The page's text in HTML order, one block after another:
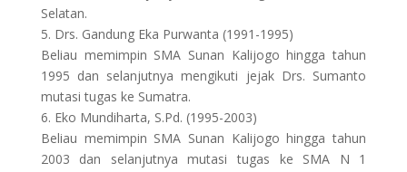
Selatan.
5. Drs. Gandung Eka Purwanta (1991-1995)
Beliau memimpin SMA Sunan Kalijogo hingga tahun
1995 dan selanjutnya mengikuti jejak Drs. Sumanto
mutasi tugas ke Sumatra.
6. Eko Mundiharta, S.Pd. (1995-2003)
Beliau memimpin SMA Sunan Kalijogo hingga tahun
2003 dan selanjutnya mutasi tugas ke SMA N 1